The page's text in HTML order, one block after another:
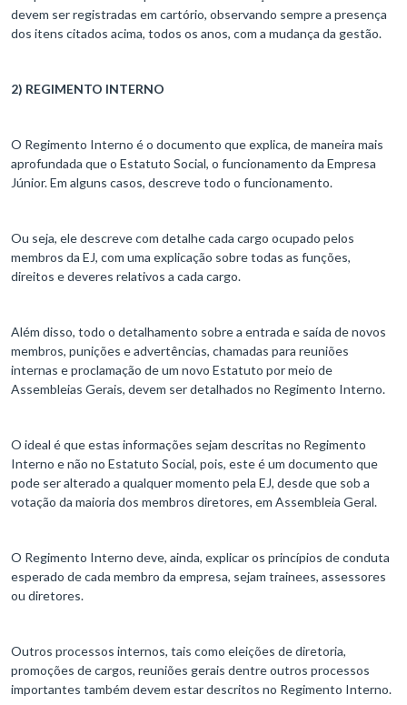
devem ser registradas em cartório, observando sempre a presença
dos itens citados acima, todos os anos, com a mudança da gestão.
2) REGIMENTO INTERNO
O Regimento Interno é o documento que explica, de maneira mais
aprofundada que o Estatuto Social, o funcionamento da Empresa
Júnior. Em alguns casos, descreve todo o funcionamento.
Ou seja, ele descreve com detalhe cada cargo ocupado pelos
membros da EJ, com uma explicação sobre todas as funções,
direitos e deveres relativos a cada cargo.
Além disso, todo o detalhamento sobre a entrada e saída de novos
membros, punições e advertências, chamadas para reuniões
internas e proclamação de um novo Estatuto por meio de
Assembleias Gerais, devem ser detalhados no Regimento Interno.
O ideal é que estas informações sejam descritas no Regimento
Interno e não no Estatuto Social, pois, este é um documento que
pode ser alterado a qualquer momento pela EJ, desde que sob a
votação da maioria dos membros diretores, em Assembleia Geral.
O Regimento Interno deve, ainda, explicar os princípios de conduta
esperado de cada membro da empresa, sejam trainees, assessores
ou diretores.
Outros processos internos, tais como eleições de diretoria,
promoções de cargos, reuniões gerais dentre outros processos
importantes também devem estar descritos no Regimento Interno.